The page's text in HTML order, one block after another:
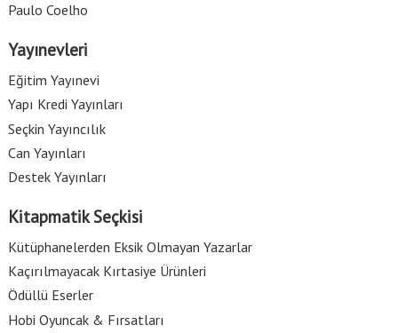
Paulo Coelho
Yayınevleri
Eğitim Yayınevi
Yapı Kredi Yayınları
Seçkin Yayıncılık
Can Yayınları
Destek Yayınları
Kitapmatik Seçkisi
Kütüphanelerden Eksik Olmayan Yazarlar
Kaçırılmayacak Kırtasiye Ürünleri
Ödüllü Eserler
Hobi Oyuncak & Fırsatları